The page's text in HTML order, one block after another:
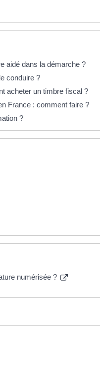
aidé dans la démarche ?
conduire ?
acheter un timbre fiscal ?
France : comment faire ?
?
numérisée ?